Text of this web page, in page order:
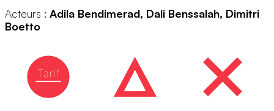
Acteurs : Adila Bendimerad, Dali Benssalah, Dimitri
Boetto